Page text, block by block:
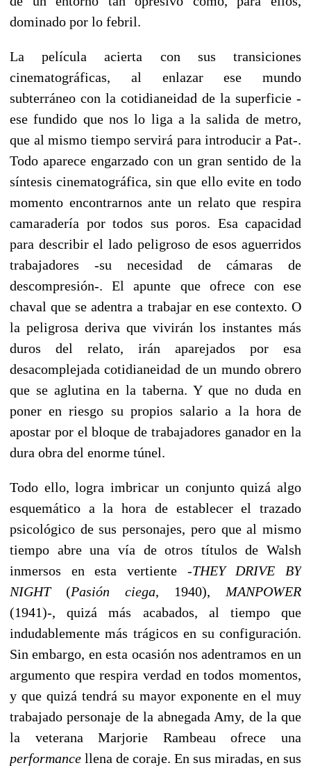
dominado por lo febril.
La película acierta con sus transiciones
cinematográficas, al enlazar ese mundo
subterráneo con la cotidianeidad de la superficie -
ese fundido que nos lo liga a la salida de metro,
que al mismo tiempo servirá para introducir a Pat-.
Todo aparece engarzado con un gran sentido de la
síntesis cinematográfica, sin que ello evite en todo
momento encontrarnos ante un relato que respira
camaradería por todos sus poros. Esa capacidad
para describir el lado peligroso de esos aguerridos
trabajadores -su necesidad de cámaras de
descompresión-. El apunte que ofrece con ese
chaval que se adentra a trabajar en ese contexto. O
la peligrosa deriva que vivirán los instantes más
duros del relato, irán aparejados por esa
desacomplejada cotidianeidad de un mundo obrero
que se aglutina en la taberna. Y que no duda en
poner en riesgo su propios salario a la hora de
apostar por el bloque de trabajadores ganador en la
dura obra del enorme túnel.
Todo ello, logra imbricar un conjunto quizá algo
esquemático a la hora de establecer el trazado
psicológico de sus personajes, pero que al mismo
tiempo abre una vía de otros títulos de Walsh
inmersos en esta vertiente -THEY DRIVE BY
NIGHT(Pasión ciega, 1940), MANPOWER
(1941)-, quizá más acabados, al tiempo que
indudablemente más trágicos en su configuración.
Sin embargo, en esta ocasión nos adentramos en un
argumento que respira verdad en todos momentos,
y que quizá tendrá su mayor exponente en el muy
trabajado personaje de la abnegada Amy, de la que
la veterana Marjorie Rambeau ofrece una
performance llena de coraje. En sus miradas, en sus